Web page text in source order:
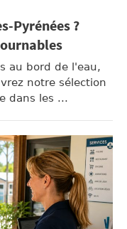
Pyrénées ?
au bord de l'eau,
notre sélection
dans les ...